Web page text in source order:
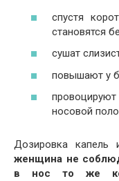
спустя
становятся
сушат
повышают у
носовой
Дозировка капель
женщина не
в нос то же